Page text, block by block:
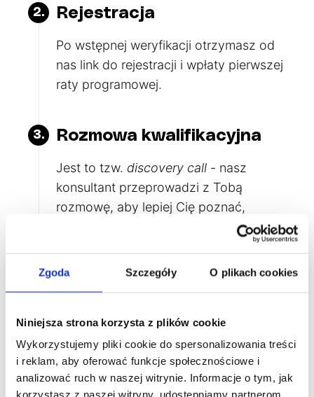
Zgoda Szczegóły O plikach cookies
Niniejsza strona korzysta z plików cookie
Wykorzystujemy pliki cookie do spersonalizowania treści
i reklam, aby oferować funkcje społecznościowe i
analizować ruch w naszej witrynie. Informacje o tym, jak
korzystasz z naszej witryny, udostępniamy partnerom
2. Rejestracja
Po wstępnej weryfikacji otrzymasz od
nas link do rejestracji i wpłaty pierwszej
raty programowej.
3. Rozmowa kwalifikacyjna
Jest to tzw. discovery call - nasz
konsultant przeprowadzi z Tobą
rozmowę, aby lepiej Cię poznać,
wyjechać do Japonii.
Część rozmowy
wg przesłanego przez nas wzoru oraz
o napisanie listu motywacyjnego w j.
angielskim.